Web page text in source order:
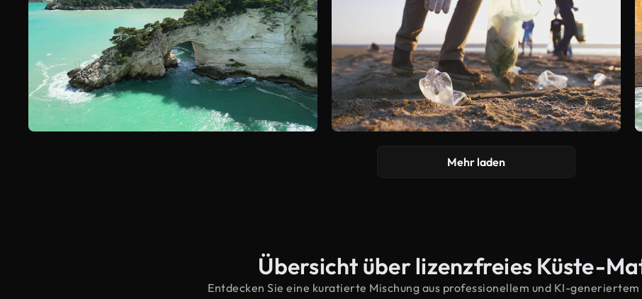
Mehr laden
Übersicht über lizenzfreies Küste-
Entdecken Sie eine kuratierte Mischung aus professionellem und KI-